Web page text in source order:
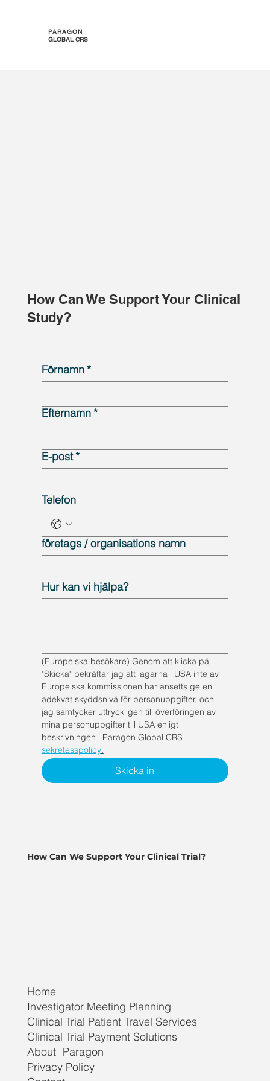
PARAGON
GLOBAL CRS
Förnamn*
Efternamn*
E-post*
Telefon
företags / organisations namn
Hur kan vi hjälpa?
(Europeiska besökare) Genom att klicka på
"Skicka" bekräftar jag att lagarna i USA inte av
Europeiska kommissionen har ansetts ge en
adekvat skyddsnivå för personuppgifter, och
jag samtycker uttryckligen till överföringen av
mina personuppgifter till USA enligt
sekretesspolicy.
Skicka in
How Can We Support Your Clinical
Study?
How Can We Support Your Clinical Trial?
Home
Investigator Meeting Planning
Clinical Trial Patient Travel Services
Clinical Trial Payment Solutions
About Paragon
Privacy Policy